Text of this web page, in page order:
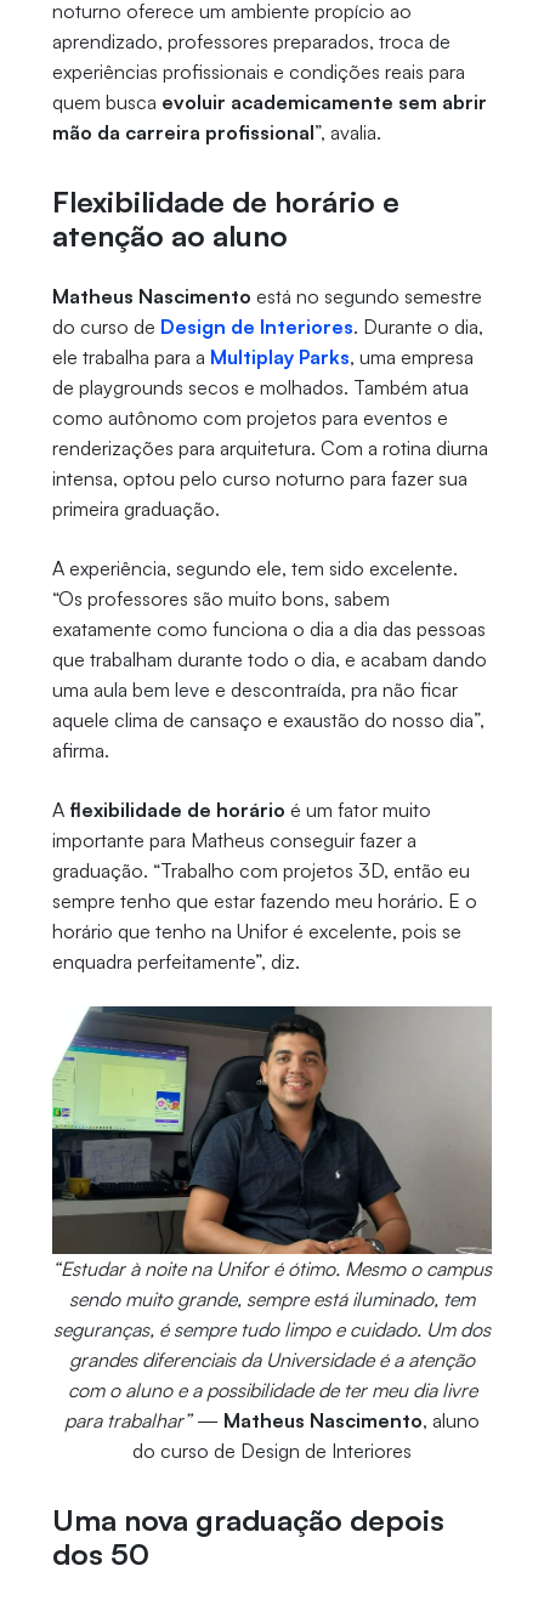
noturno oferece um ambiente propício ao
aprendizado, professores preparados, troca de
experiências profissionais e condições reais para
quem busca evoluir academicamente sem abrir
mão da carreira profissional”, avalia.
Flexibilidade de horário e
atenção ao aluno
Matheus Nascimento está no segundo semestre
do curso de Design de Interiores. Durante o dia,
ele trabalha para a Multiplay Parks, uma empresa
de playgrounds secos e molhados. Também atua
como autônomo com projetos para eventos e
renderizações para arquitetura. Com a rotina diurna
intensa, optou pelo curso noturno para fazer sua
primeira graduação.
A experiência, segundo ele, tem sido excelente.
“Os professores são muito bons, sabem
exatamente como funciona o dia a dia das pessoas
que trabalham durante todo o dia, e acabam dando
uma aula bem leve e descontraída, pra não ficar
aquele clima de cansaço e exaustão do nosso dia”,
afirma.
A flexibilidade de horário é um fator muito
importante para Matheus conseguir fazer a
graduação. “Trabalho com projetos 3D, então eu
sempre tenho que estar fazendo meu horário. E o
horário que tenho na Unifor é excelente, pois se
enquadra perfeitamente”, diz.
“Estudar à noite na Unifor é ótimo. Mesmo o campus
sendo muito grande, sempre está iluminado, tem
seguranças, é sempre tudo limpo e cuidado. Um dos
grandes diferenciais da Universidade é a atenção
com o aluno e a possibilidade de ter meu dia livre
para trabalhar”— Matheus Nascimento, aluno
do curso de Design de Interiores
Uma nova graduação depois
dos 50